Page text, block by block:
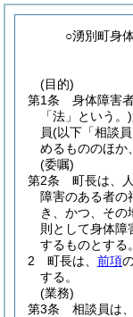
○湧別町身
(目的)
第1条
身体障害
「法」という。)
員(以下「相談
めるもののほか
(委嘱)
第2条
町長は、
障害のある者の
き、かつ、そ
則として身体障
するものとする。
2
町長は、 前項
する。
(業務)
第3条
相談員は、